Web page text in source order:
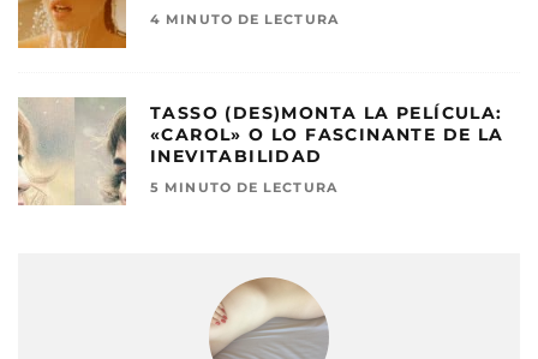
4 MINUTO DE LECTURA
TASSO (DES)MONTA LA PELÍCULA:
«CAROL» O LO FASCINANTE DE LA
INEVITABILIDAD
5 MINUTO DE LECTURA